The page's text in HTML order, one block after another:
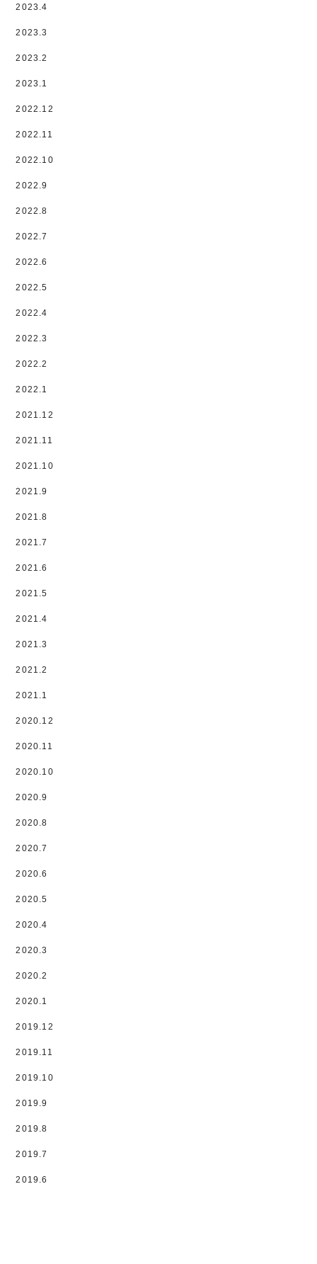
2023.4
2023.3
2023.2
2023.1
2022.12
2022.11
2022.10
2022.9
2022.8
2022.7
2022.6
2022.5
2022.4
2022.3
2022.2
2022.1
2021.12
2021.11
2021.10
2021.9
2021.8
2021.7
2021.6
2021.5
2021.4
2021.3
2021.2
2021.1
2020.12
2020.11
2020.10
2020.9
2020.8
2020.7
2020.6
2020.5
2020.4
2020.3
2020.2
2020.1
2019.12
2019.11
2019.10
2019.9
2019.8
2019.7
2019.6